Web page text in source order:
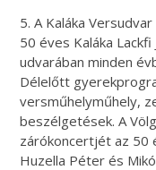
5. A Kaláka
50 éves Kaláka
udvarában minden
Délelőtt
versműhelyműhely,
beszélgetések. A
zárókoncertjét az 50
Huzella Péter és